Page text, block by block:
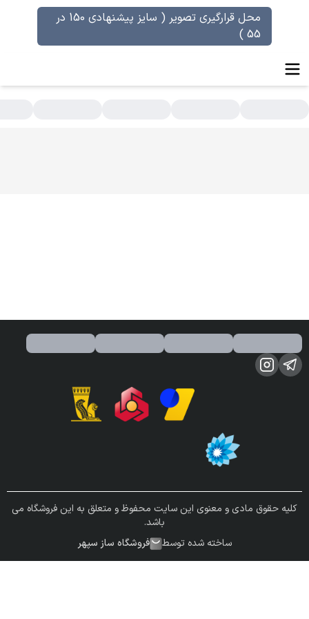
محل قرارگیری تصویر ( سایز پیشنهادی 150 در
55 )
کلیه حقوق مادی و معنوی این سایت محفوظ و متعلق به این فروشگاه می
باشد.
ساخته شده توسط
فروشگاه ساز سپهر